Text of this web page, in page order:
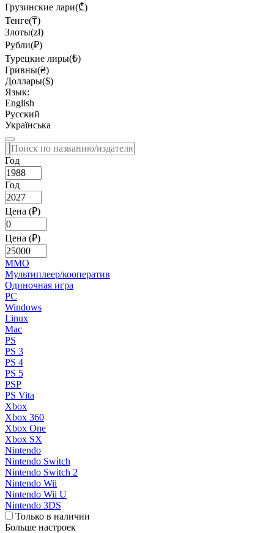
Грузинские лари(₾)
Тенге(₸)
Злоты(zł)
Рубли(₽)
Турецкие лиры(₺)
Гривны(₴)
Доллары($)
Язык:
English
Русский
Українська
Год
Год
Цена (₽)
Цена (₽)
MMO
Мультиплеер/кооператив
Одиночная игра
PC
Windows
Linux
Mac
PS
PS 3
PS 4
PS 5
PSP
PS Vita
Xbox
Xbox 360
Xbox One
Xbox SX
Nintendo
Nintendo Switch
Nintendo Switch 2
Nintendo Wii
Nintendo Wii U
Nintendo 3DS
Только в наличии
Больше настроек